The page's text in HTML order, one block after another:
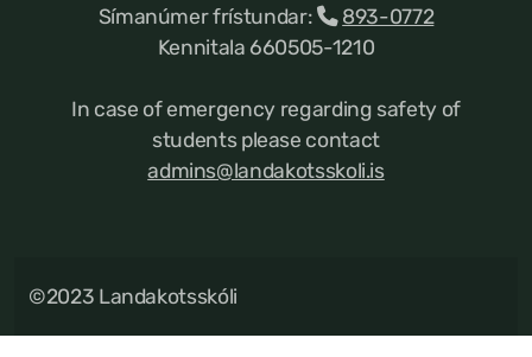
Símanúmer frístundar:
893-0772
Kennitala 660505-1210
In case of emergency regarding safety of
students please contact
admins@landakotsskoli.is
©2023 Landakotsskóli